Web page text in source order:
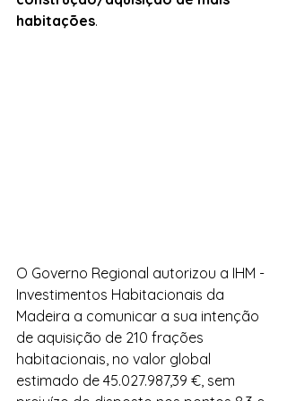
habitações.
O Governo Regional autorizou a IHM -
Investimentos Habitacionais da
Madeira a comunicar a sua intenção
de aquisição de 210 frações
habitacionais, no valor global
estimado de 45.027.987,39 €, sem